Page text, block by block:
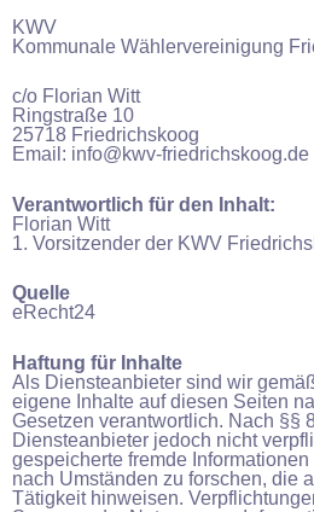
KWV
Kommunale Wählervereinigung
c/o Florian Witt
Ringstraße 10
25718 Friedrichskoog
Email: info@kwv-friedrichskoog.de
Verantwortlich für den Inhalt:
Florian Witt
1. Vorsitzender der KWV
Quelle
eRecht24
Haftung für Inhalte
Als Diensteanbieter sind wir
eigene Inhalte auf diesen Seiten
Gesetzen verantwortlich. Nach §§
Diensteanbieter jedoch nicht
gespeicherte fremde
nach Umständen zu forschen, die
Tätigkeit hinweisen.